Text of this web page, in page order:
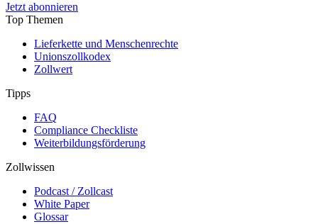
Jetzt abonnieren
Top Themen
Lieferkette und Menschenrechte
Unionszollkodex
Zollwert
Tipps
FAQ
Compliance Checkliste
Weiterbildungsförderung
Zollwissen
Podcast / Zollcast
White Paper
Glossar